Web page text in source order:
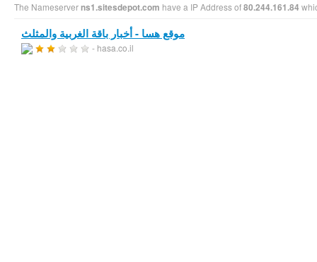
The Nameserverns1.sitesdepot.com have a IP Address of80.244.161.84
موقع هسا - أخبار باقة الغربية والمثلث
- hasa.co.il